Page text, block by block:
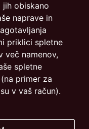
obiskano
naprave in
priklici spletne
več namenov,
spletne
primer za
v vaš račun).
ulica 13 |